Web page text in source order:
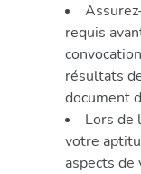
requis
résultats
document
Lors de
votre
aspects